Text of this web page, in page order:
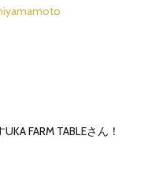
FARM TABLEさん！